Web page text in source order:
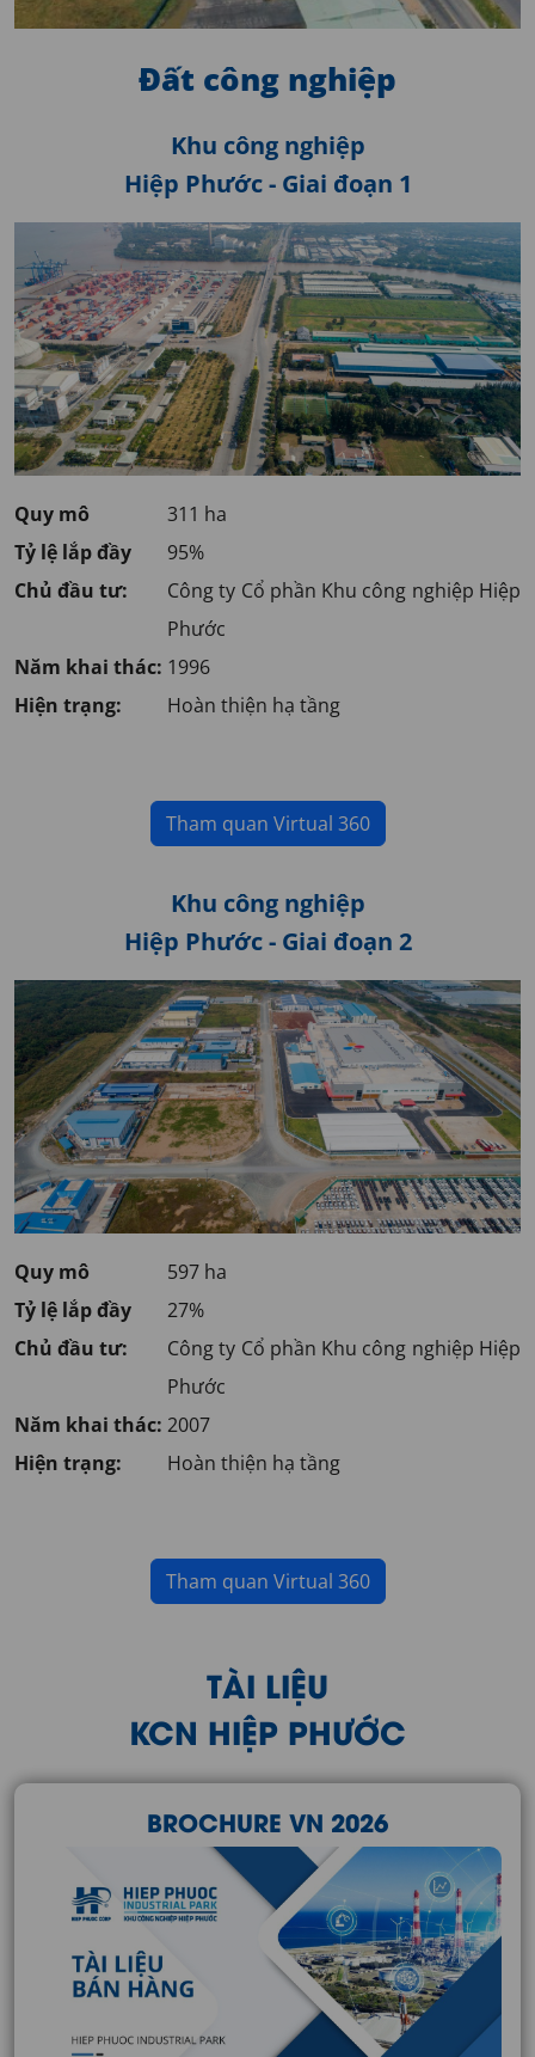
Đất công nghiệp
Khu công nghiệp
Hiệp Phước - Giai đoạn 1
Quy mô
311 ha
Tỷ lệ lắp đầy
95%
Chủ đầu tư:
Công ty Cổ phần Khu công nghiệp Hiệp
Phước
Năm khai thác: 1996
Hiện trạng:
Hoàn thiện hạ tầng
Tham quan Virtual 360
Khu công nghiệp
Hiệp Phước - Giai đoạn 2
Quy mô
597 ha
Tỷ lệ lắp đầy
27%
Chủ đầu tư:
Công ty Cổ phần Khu công nghiệp Hiệp
Phước
Năm khai thác: 2007
Hiện trạng:
Hoàn thiện hạ tầng
Tham quan Virtual 360
TÀI LIỆU
KCN HIỆP PHƯỚC
BROCHURE VN 2026